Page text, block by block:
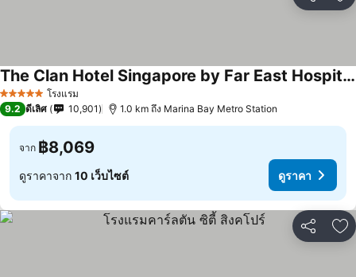
5 ดาว โรงแรม
The Clan Hotel Singapore by Far East Hospitality
9.2 ดีเลิศ 10,901 1.0 km ถึง Marina Bay Metro Station
จาก ฿8,069
ดูราคาจาก 10 เว็บไซต์ ดูราคา
แชร์ เ